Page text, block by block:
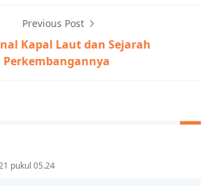
Previous Post
Kapal Laut dan Sejarah
Perkembangannya
pukul 05.24